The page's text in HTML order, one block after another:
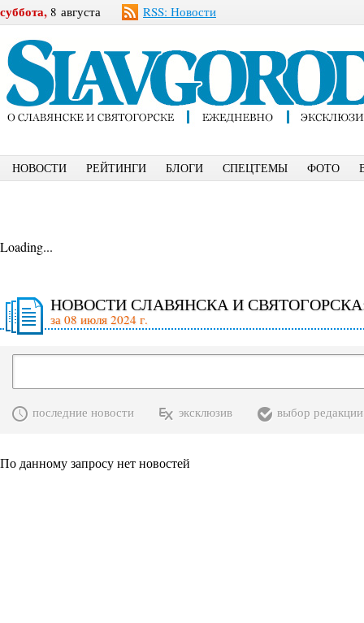
суббота, 8 августа RSS: Новости
НОВОСТИ РЕЙТИНГИ БЛОГИ СПЕЦТЕМЫ ФОТО
Loading...
НОВОСТИ СЛАВЯНСКА И
за 08 июля 2024 г.
последние новости эксклюзив выбор редакции
По данному запросу нет новостей